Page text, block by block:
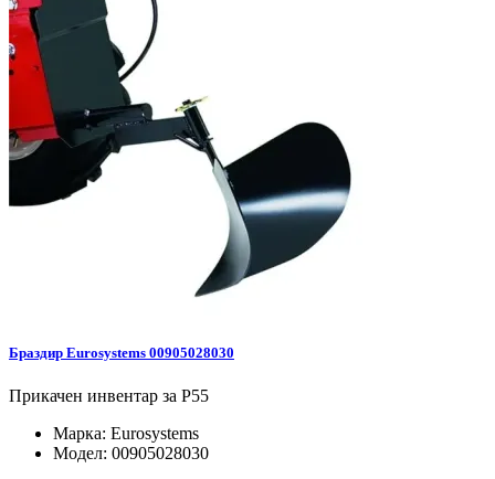
Браздир Eurosystems 00905028030
Прикачен инвентар за P55
Марка: Eurosystems
Модел: 00905028030